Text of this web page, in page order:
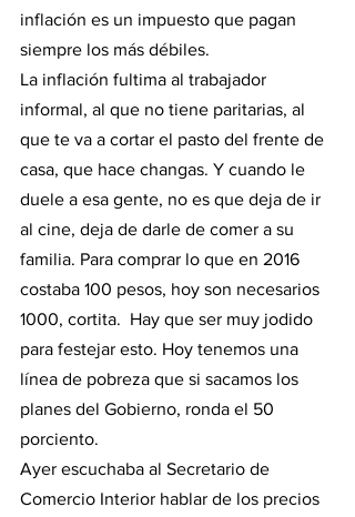
inflación es un impuesto que pagan
siempre los más débiles.
La inflación fultima al trabajador
informal, al que no tiene paritarias, al
que te va a cortar el pasto del frente de
casa, que hace changas. Y cuando le
duele a esa gente, no es que deja de ir
al cine, deja de darle de comer a su
familia. Para comprar lo que en 2016
costaba 100 pesos, hoy son necesarios
1000, cortita.  Hay que ser muy jodido
para festejar esto. Hoy tenemos una
línea de pobreza que si sacamos los
planes del Gobierno, ronda el 50
porciento.
Ayer escuchaba al Secretario de
Comercio Interior hablar de los precios